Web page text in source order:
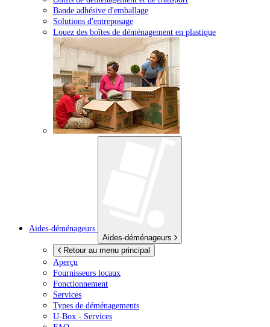
Bande adhésive d'emballage
Solutions d'entreposage
Louez des boîtes de déménagement en plastique
Aides-déménageurs
Aides-déménageurs
Retour au menu principal
Aperçu
Fournisseurs locaux
Fonctionnement
Services
Types de déménagements
U-Box - Services